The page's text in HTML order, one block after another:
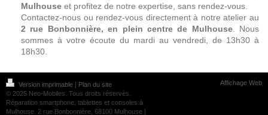
Mulhouse et profitez de notre expertise, sans rendez-vous.
Contactez-nous ou rendez-vous directement à notre atelier au
2 rue Bonbonnière, en plein centre de Mulhouse. Nous
sommes à votre écoute du mardi au vendredi, de 13h30 à
18h30.
Version imprimable | Plan du site
© 2025 Neo‑Mobiles. Tous droits réservés.
Réparation smartphone, tablettes et consoles à
Mulhouse. 2 rue Bonbonnière, 68100 Mulhouse |
Affichage Web